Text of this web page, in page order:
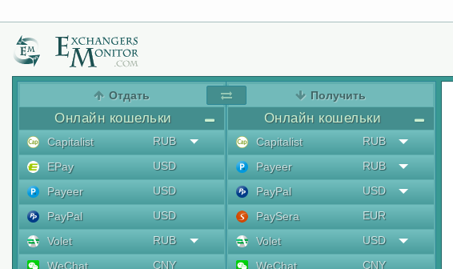
Отдать
Онлайн кошельки
Capitalist
RUB
EPay
USD
Payeer
USD
PayPal
USD
Volet
RUB
WeChat
CNY
Получить
Онлайн кошельки
Capitalist
RUB
Payeer
RUB
PayPal
USD
PaySera
EUR
Volet
USD
WeChat
CNY